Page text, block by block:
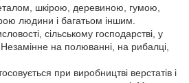
шкірою, деревиною, гумою,
людини і багатьом іншим.
сільському господарстві, у
Незамінне на полюванні, на рибалці,
при виробництві верстатів і